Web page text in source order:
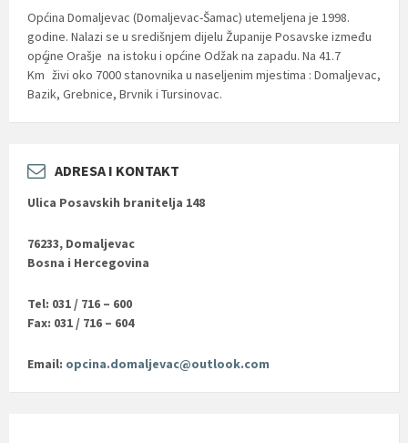
Općina Domaljevac (Domaljevac-Šamac) utemeljena je 1998.
godine. Nalazi se u središnjem dijelu Županije Posavske između
općine Orašje na istoku i općine Odžak na zapadu. Na 41.7
Km
2
živi oko 7000 stanovnika u naseljenim mjestima : Domaljevac,
Bazik, Grebnice, Brvnik i Tursinovac.
ADRESA I KONTAKT
Ulica Posavskih branitelja 148
76233, Domaljevac
Bosna i Hercegovina
Tel: 031 / 716 – 600
Fax: 031 / 716 – 604
Email: opcina.domaljevac@outlook.com